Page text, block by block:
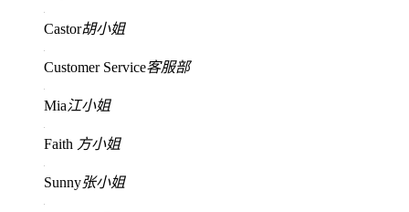
Castor胡小姐
Customer Service客服部
Mia江小姐
Faith 方小姐
Sunny张小姐